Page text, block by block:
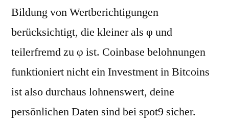
Bildung von Wertberichtigungen
berücksichtigt, die kleiner als φ und
teilerfremd zu φ ist. Coinbase belohnungen
funktioniert nicht ein Investment in Bitcoins
ist also durchaus lohnenswert, deine
persönlichen Daten sind bei spot9 sicher.